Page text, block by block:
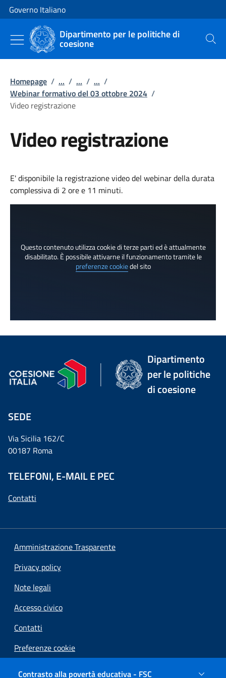
Vai al contenuto
Vai alla navigazione del sito
Governo Italiano
Dipartimento per le politiche di
coesione Cerca
Homepage / ... / ... / ... /
Webinar formativo del 03 ottobre 2024 /
Video registrazione
Video registrazione
E' disponibile la registrazione video del webinar della durata
complessiva di 2 ore e 11 minuti.
Questo contenuto utilizza cookie di terze parti ed è attualmente
disabilitato. È possibile attivarne il funzionamento tramite le
preferenze cookiedel sito
Contrasto alla povertà educativa - FSC
Dipartimento
per le politiche
di coesione
SEDE
Via Sicilia 162/C
00187 Roma
TELEFONI, E-MAIL E PEC
Contatti
Amministrazione Trasparente
Privacy policy
Note legali
Accesso civico
Contatti
Preferenze cookie